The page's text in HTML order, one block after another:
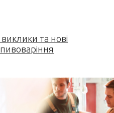
та нові